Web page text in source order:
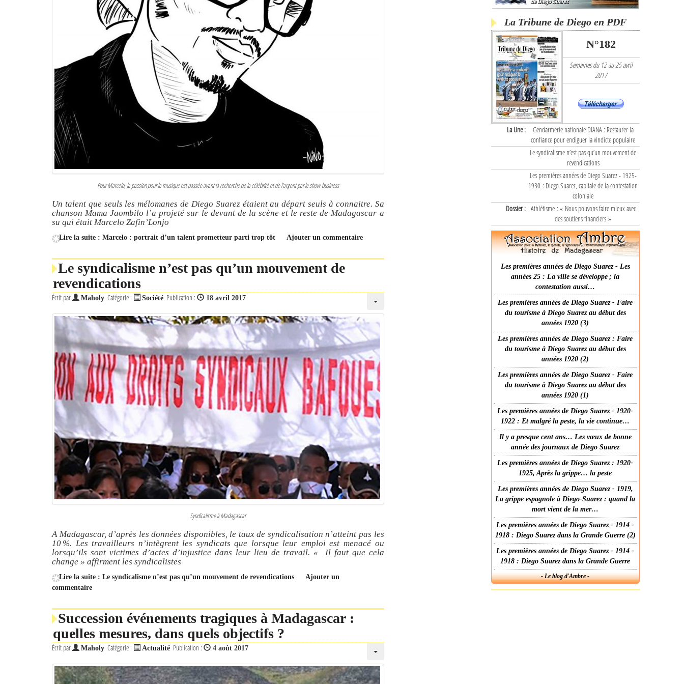
Pour Marcelo, la passion pour la musique est passée avant la recherche de la célébrité et de l’argent par le show-business
Un talent que seuls les mélomanes de Diego Suarez étaient au départ seuls à connaitre. Sa
chanson Mama Jaombilo l’a projeté sur le devant de la scène et le reste de Madagascar a
su qui était Marcelo Zafin’Lonjo
Lire la suite : Marcelo : portrait d’un talent prometteur parti trop tôt Ajouter un commentaire
Le syndicalisme n’est pas qu’un mouvement de
revendications
Écrit par Maholy Catégorie : Société Publication : 18 avril 2017
Syndicalisme à Madagascar
A Madagascar, d’après les données disponibles, le taux de syndicalisation n’atteint pas les
10 %. Les travailleurs n’intègrent les syndicats que lorsque leur emploi est menacé ou
lorsqu’ils sont victimes d’actes d’injustice dans leur lieu de travail. « Il faut que cela
change » affirment les syndicalistes
Lire la suite : Le syndicalisme n’est pas qu’un mouvement de revendications
Ajouter un
commentaire
Succession événements tragiques à Madagascar :
quelles mesures, dans quels objectifs ?
Écrit par Maholy Catégorie : Actualité Publication : 4 août 2017
La Tribune de Diego en PDF
N°182
Semaines du 12 au 25 avril
2017
La Une :
Gendarmerie nationale DIANA : Restaurer la
confiance pour endiguer la vindicte populaire
Le syndicalisme n’est pas qu’un mouvement de
revendications
Les premières années de Diego Suarez - 1925-
1930 : Diego Suarez, capitale de la contestation
coloniale
Dossier : Athlétisme : « Nous pouvons faire mieux avec
des soutiens financiers »
Les premières années de Diego Suarez - Les
années 25 : La ville se développe ; la
contestation aussi…
Les premières années de Diego Suarez - Faire
du tourisme à Diego Suarez au début des
années 1920 (3)
Les premières années de Diego Suarez : Faire
du tourisme à Diego Suarez au début des
années 1920 (2)
Les premières années de Diego Suarez - Faire
du tourisme à Diego Suarez au début des
années 1920 (1)
Les premières années de Diego Suarez - 1920-
1922 : Et malgré la peste, la vie continue…
Il y a presque cent ans… Les vœux de bonne
année des journaux de Diego Suarez
Les premières années de Diego Suarez : 1920-
1925, Après la grippe… la peste
Les premières années de Diego Suarez - 1919,
La grippe espagnole à Diego-Suarez : quand la
mort vient de la mer…
Les premières années de Diego Suarez - 1914 -
1918 : Diego Suarez dans la Grande Guerre (2)
Les premières années de Diego Suarez - 1914 -
1918 : Diego Suarez dans la Grande Guerre
- Le blog d'Ambre -